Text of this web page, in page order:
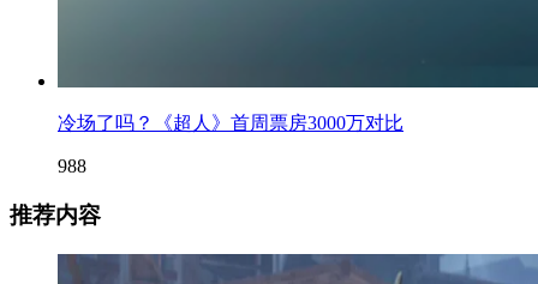
冷场了吗？《超人》首周票房3000万对比
988
推荐内容